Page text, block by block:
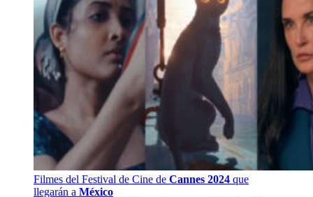
Filmes del Festival de Cine de Cannes 2024 que
llegarán a México